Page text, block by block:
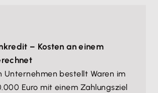
– Kosten an einem
Unternehmen bestellt Waren im
Euro mit einem Zahlungsziel